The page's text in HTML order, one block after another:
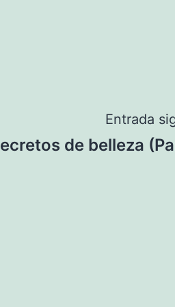
Entrada
de belleza